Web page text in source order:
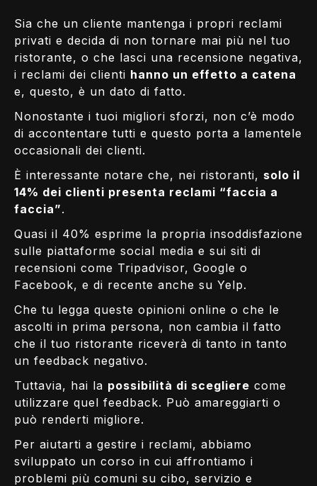
Sia che un cliente mantenga i propri reclami
privati e decida di non tornare mai più nel tuo
ristorante, o che lasci una recensione negativa,
i reclami dei clienti hanno un effetto a catena
e, questo, è un dato di fatto.
Nonostante i tuoi migliori sforzi, non c’è modo
di accontentare tutti e questo porta a lamentele
occasionali dei clienti.
È interessante notare che, nei ristoranti, solo il
14% dei clienti presenta reclami “faccia a
faccia”.
Quasi il 40% esprime la propria insoddisfazione
sulle piattaforme social media e sui siti di
recensioni come Tripadvisor, Google o
Facebook, e di recente anche su Yelp.
Che tu legga queste opinioni online o che le
ascolti in prima persona, non cambia il fatto
che il tuo ristorante riceverà di tanto in tanto
un feedback negativo.
Tuttavia, hai la possibilità di scegliere come
utilizzare quel feedback. Può amareggiarti o
può renderti migliore.
Per aiutarti a gestire i reclami, abbiamo
sviluppato un corso in cui affrontiamo i
problemi più comuni su cibo, servizio e